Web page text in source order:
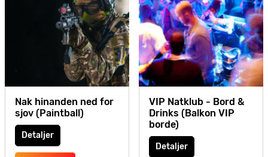
Nak hinanden ned for
sjov (Paintball)
Detaljer
VIP Natklub - Bord &
Drinks (Balkon VIP
borde)
Detaljer